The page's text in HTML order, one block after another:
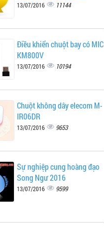
13/07/2016 11144
Điều khiển chuột bay có MIC
KM800V
13/07/2016 10194
Chuột không dây elecom M-
IR06DR
13/07/2016 9653
Sự nghiệp cung hoàng đạo
Song Ngư 2016
13/07/2016 9599